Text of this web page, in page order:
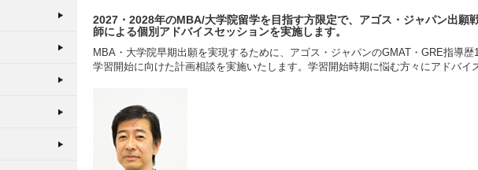
2027・2028年のMBA/大学院留学を目指す方限定で、アゴス・ジャパン出願
師による個別アドバイスセッションを実施します。
MBA・大学院早期出願を実現するために、アゴス・ジャパンのGMAT・GRE指導
学習開始に向けた計画相談を実施いたします。学習開始時期に悩む方々にアドバイ